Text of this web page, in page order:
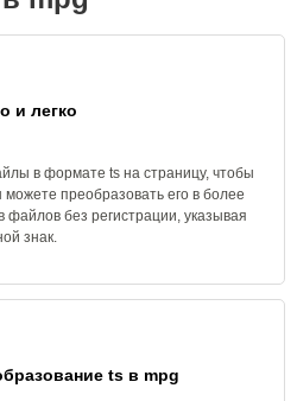
и легко
в формате ts на страницу, чтобы
преобразовать его в более
без регистрации, указывая
знак.
ts в mpg